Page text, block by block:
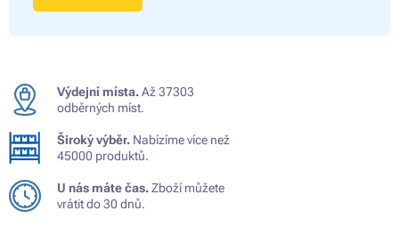
Výdejní místa.Až 37303
odběrných míst.
Široký výběr. Nabízíme více než
45000 produktů.
U nás máte čas.Zboží můžete
vrátit do 30 dnů.